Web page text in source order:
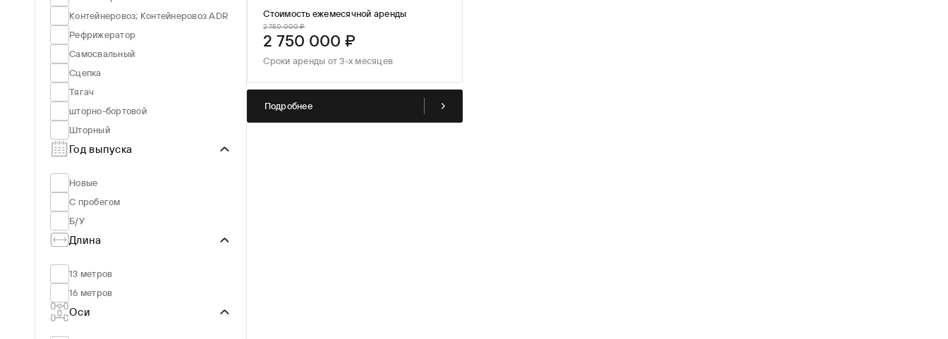
Контейнеровоз; Контейнеровоз ADR
Рефрижератор
Самосвальный
Сцепка
Тягач
шторно-бортовой
Шторный
Год выпуска
Новые
С пробегом
Б/У
Длина
13 метров
16 метров
Оси
Стоимость ежемесячной аренды
2 750 000 ₽
2 750 000 ₽
Сроки аренды от 3-х месяцев
Подробнее